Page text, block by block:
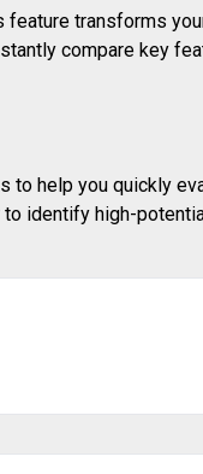
feature transforms
compare key
to help you quickly
identify high-